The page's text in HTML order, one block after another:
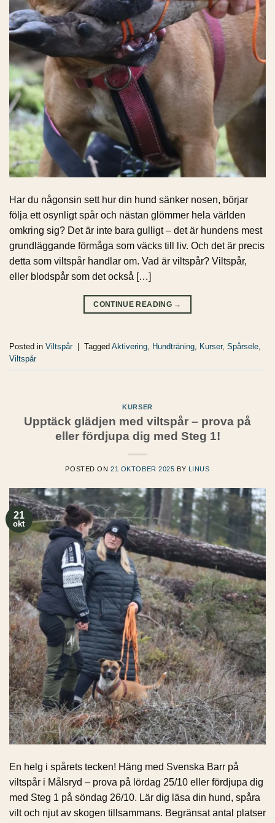
Har du någonsin sett hur din hund sänker nosen, börjar
följa ett osynligt spår och nästan glömmer hela världen
omkring sig? Det är inte bara gulligt – det är hundens mest
grundläggande förmåga som väcks till liv. Och det är precis
detta som viltspår handlar om. Vad är viltspår? Viltspår,
eller blodspår som det också […]
CONTINUE READING →
Posted in Viltspår | Tagged Aktivering Hundträning Kurser, Spårsele
Viltspår
KURSER
Upptäck glädjen med viltspår – prova på
eller fördjupa dig med Steg 1!
POSTED ON21 OKTOBER 2025 BY LINUS
21
okt
En helg i spårets tecken! Häng med Svenska Barr på
viltspår i Målsryd – prova på lördag 25/10 eller fördjupa dig
med Steg 1 på söndag 26/10. Lär dig läsa din hund, spåra
vilt och njut av skogen tillsammans. Begränsat antal platser